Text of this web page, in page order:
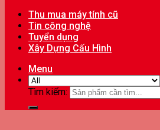
Thu mua máy tính cũ
Tin công nghệ
Tuyển dụng
Xây Dựng Cấu Hình
Menu
Tìm kiếm: